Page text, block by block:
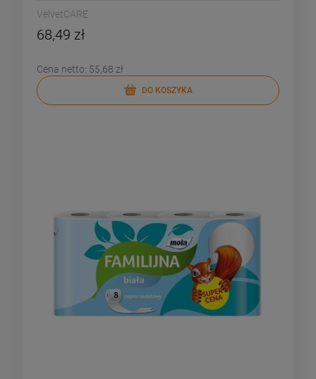
VelvetCARE
68,49 zł
Cena netto: 55,68 zł
DO KOSZYKA